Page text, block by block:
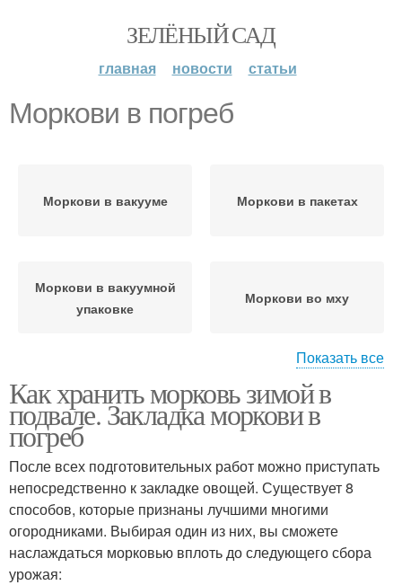
ЗЕЛЁНЫЙ САД
главная новости статьи
Моркови в погреб
Моркови в вакууме Моркови в пакетах
Моркови в вакуумной
упаковке
Моркови во мху
Немытая морковь
Морковь в
полиэтиленовых
мешках
Морковь в бумаге Мытая морковь
Показать все
Как хранить морковь зимой в
подвале. Закладка моркови в
погреб
После всех подготовительных работ можно приступать
непосредственно к закладке овощей. Существует 8
способов, которые признаны лучшими многими
огородниками. Выбирая один из них, вы сможете
наслаждаться морковью вплоть до следующего сбора
урожая: